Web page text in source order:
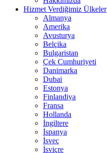
Hizmet Verdiğimiz Ülkeler
Almanya
Amerika
Avusturya
Belçika
Bulgaristan
Çek Cumhuriyeti
Danimarka
Dubai
Estonya
Finlandiya
Fransa
Hollanda
İngiltere
İspanya
İsveç
İsviçre